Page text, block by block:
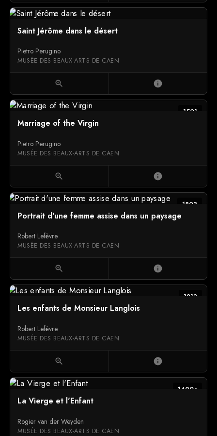
Saint Jérôme dans le désert
Pietro Perugino
MUSÉE DES BEAUX-ARTS DE CAEN
zoom_in info
1501
Marriage of the Virgin
Pietro Perugino
MUSÉE DES BEAUX-ARTS DE CAEN
zoom_in info
1803
Portrait d'une femme assise dans un paysage
Robert Lefèvre
MUSÉE DES BEAUX-ARTS DE CAEN
zoom_in info
1813
Les enfants de Monsieur Langlois
Robert Lefèvre
MUSÉE DES BEAUX-ARTS DE CAEN
zoom_in info
1400c
La Vierge et l'Enfant
Rogier van der Weyden
MUSÉE DES BEAUX-ARTS DE CAEN